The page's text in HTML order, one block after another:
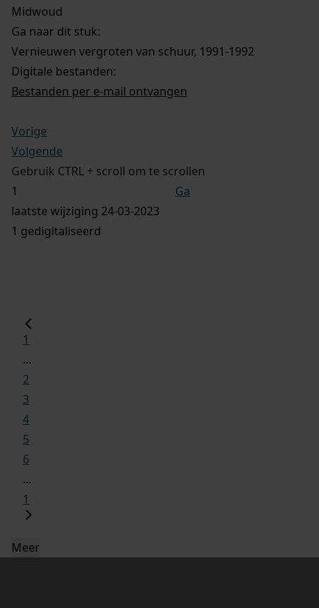
Midwoud
Ga naar dit stuk:
Vernieuwen vergroten van schuur, 1991-1992
Digitale bestanden:
Bestanden per e-mail ontvangen
Vorige
Volgende
Gebruik CTRL + scroll om te scrollen
Ga
laatste wijziging 24-03-2023
1 gedigitaliseerd
1
...
2
3
4
5
6
...
1
Meer